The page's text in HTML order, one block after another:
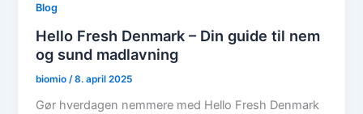
Blog
Hello Fresh Denmark – Din guide til nem
og sund madlavning
biomio /8. april 2025
Gør hverdagen nemmere med Hello Fresh Denmark